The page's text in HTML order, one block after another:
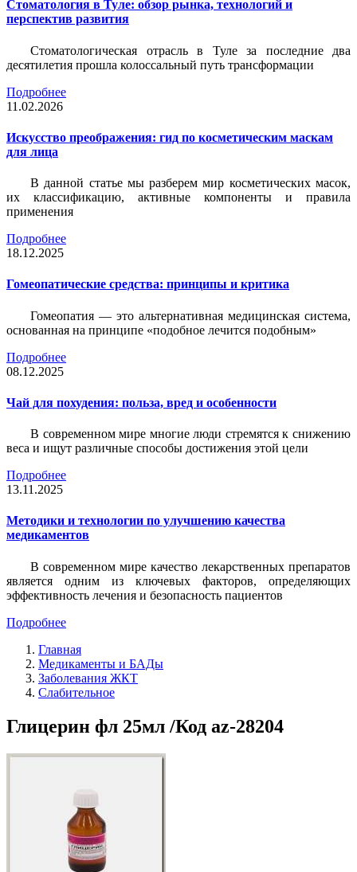
Стоматология в Туле: обзор рынка, технологий и
перспектив развития
Стоматологическая отрасль в Туле за последние два
десятилетия прошла колоссальный путь трансформации
Подробнее
11.02.2026
Искусство преображения: гид по косметическим маскам
для лица
В данной статье мы разберем мир косметических масок,
их классификацию, активные компоненты и правила
применения
Подробнее
18.12.2025
Гомеопатические средства: принципы и критика
Гомеопатия — это альтернативная медицинская система,
основанная на принципе «подобное лечится подобным»
Подробнее
08.12.2025
Чай для похудения: польза, вред и особенности
В современном мире многие люди стремятся к снижению
веса и ищут различные способы достижения этой цели
Подробнее
13.11.2025
Методики и технологии по улучшению качества
медикаментов
В современном мире качество лекарственных препаратов
является одним из ключевых факторов, определяющих
эффективность лечения и безопасность пациентов
Подробнее
Главная
Медикаменты и БАДы
Заболевания ЖКТ
Слабительное
Глицерин фл 25мл /Код az-28204